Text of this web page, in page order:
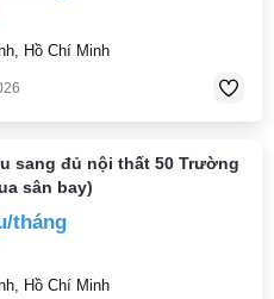
Hồ Chí Minh
sang đủ nội thất 50 Trường
sân bay)
tháng
Hồ Chí Minh